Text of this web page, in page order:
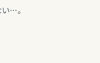
…。